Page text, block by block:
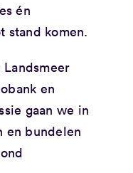
én
stand komen.
en
gaan we in
en bundelen